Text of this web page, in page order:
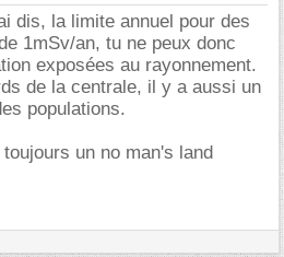
dis, la limite annuel pour des
1mSv/an, tu ne peux donc
exposées au rayonnement.
de la centrale, il y a aussi un
populations.
un no man's land